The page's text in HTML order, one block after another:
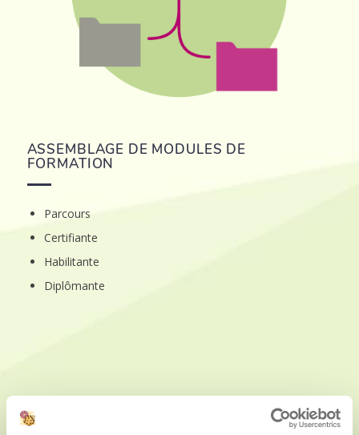
ASSEMBLAGE DE MODULES DE
FORMATION
Parcours
Certifiante
Habilitante
Diplômante